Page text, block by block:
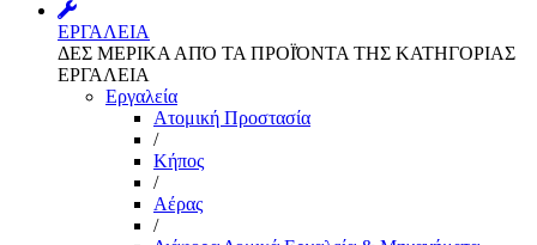
ΕΡΓΑΛΕΙΑ
ΔΕΣ ΜΕΡΙΚΑ ΑΠΌ ΤΑ ΠΡΟΪΌΝΤΑ ΤΗΣ ΚΑΤΗΓΟΡΙΑΣ
ΕΡΓΑΛΕΙΑ
Εργαλεία
Aτομική Προστασία
/
Kήπος
/
Αέρας
/